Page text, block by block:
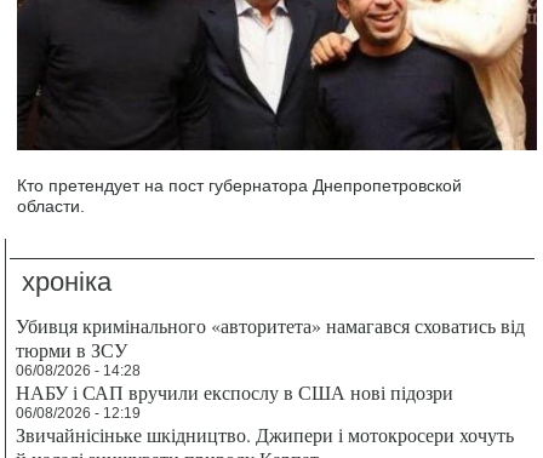
Кто претендует на пост губернатора Днепропетровской
области.
хроніка
Убивця кримінального «авторитета» намагався сховатись від
тюрми в ЗСУ
06/08/2026 - 14:28
НАБУ і САП вручили експослу в США нові підозри
06/08/2026 - 12:19
Звичайнісіньке шкідництво. Джипери і мотокросери хочуть